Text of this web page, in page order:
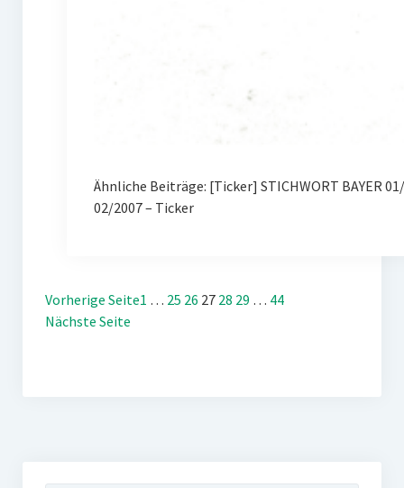
Ähnliche Beiträge: [Ticker] STICHWORT BAYER
02/2007 – Ticker
Vorherige Seite1 … 25 26 27 28 29 … 44
Nächste Seite